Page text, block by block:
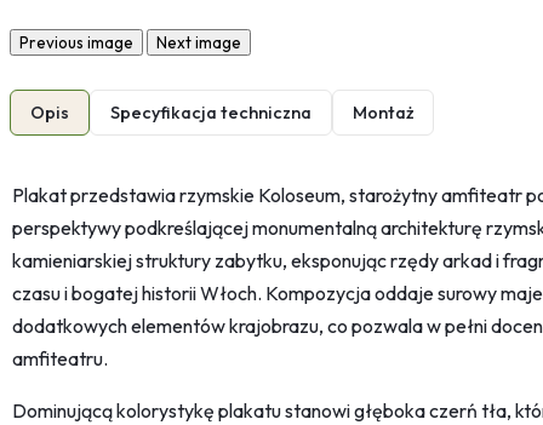
Previous image Next image
Opis Specyfikacja techniczna Montaż
Plakat przedstawia rzymskie Koloseum, starożytny amfiteatr
perspektywy podkreślającej monumentalną architekturę
kamieniarskiej struktury zabytku, eksponując rzędy arkad i
czasu i bogatej historii Włoch. Kompozycja oddaje surowy
dodatkowych elementów krajobrazu, co pozwala w pełni
amfiteatru.
Dominującą kolorystykę plakatu stanowi głęboka czerń tła,